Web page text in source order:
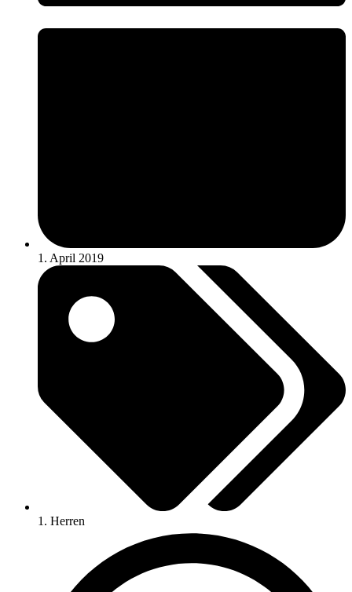
1. April 2019
1. Herren